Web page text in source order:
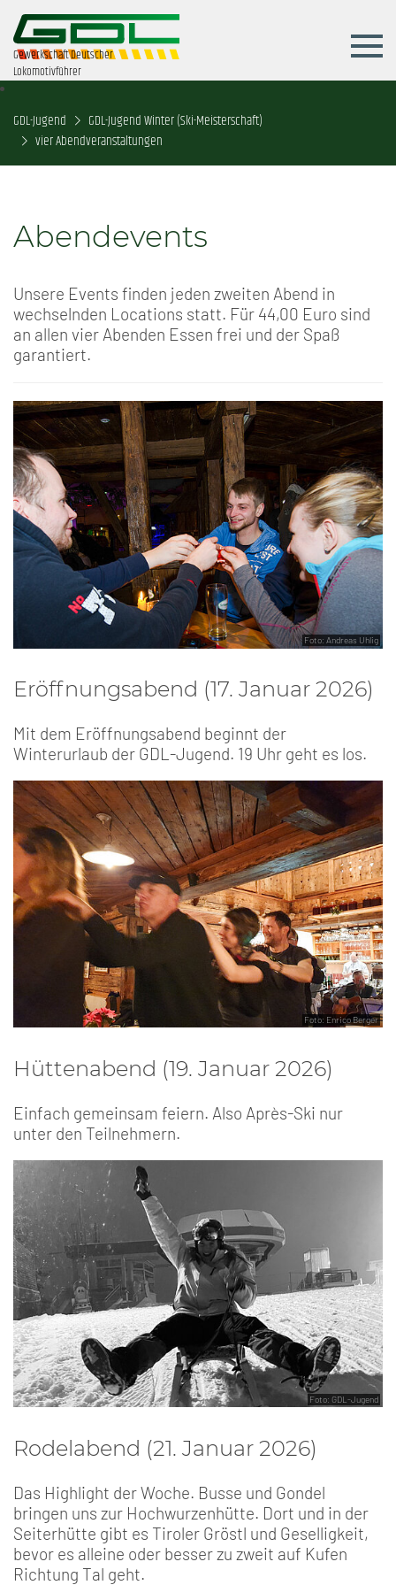
Gewerkschaft Deutscher
Lokomotivführer
GDL-Jugend
GDL-Jugend Winter (Ski-Meisterschaft)
vier Abendveranstaltungen
Abendevents
Unsere Events finden jeden zweiten Abend in
wechselnden Locations statt. Für 44,00 Euro sind
an allen vier Abenden Essen frei und der Spaß
garantiert.
Foto: Andreas Uhlig
Eröffnungsabend (17. Januar 2026)
Mit dem Eröffnungsabend beginnt der
Winterurlaub der GDL-Jugend. 19 Uhr geht es los.
Foto: Enrico Berger
Hüttenabend (19. Januar 2026)
Einfach gemeinsam feiern. Also Après-Ski nur
unter den Teilnehmern.
Foto: GDL-Jugend
Rodelabend (21. Januar 2026)
Das Highlight der Woche. Busse und Gondel
bringen uns zur Hochwurzenhütte. Dort und in der
Seiterhütte gibt es Tiroler Gröstl und Geselligkeit,
bevor es alleine oder besser zu zweit auf Kufen
Richtung Tal geht.